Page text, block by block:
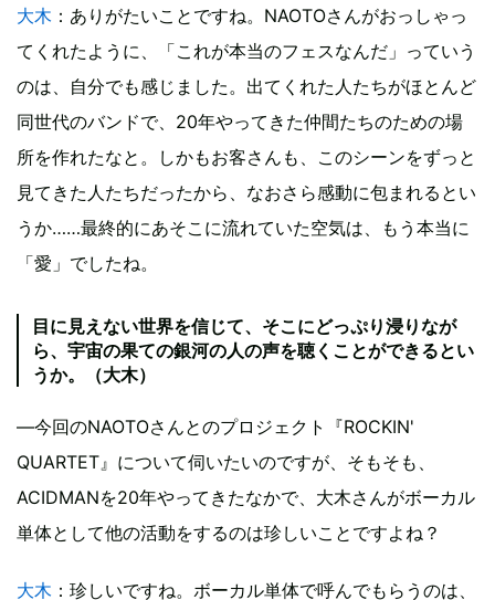
大木 ：ありがたいことですね。NAOTOさんがおっしゃっ
てくれたように、「これが本当のフェスなんだ」っていう
のは、自分でも感じました。出てくれた人たちがほとんど
同世代のバンドで、20年やってきた仲間たちのための場
所を作れたなと。しかもお客さんも、このシーンをずっと
見てきた人たちだったから、なおさら感動に包まれるとい
うか……最終的にあそこに流れていた空気は、もう本当に
「愛」でしたね。
目に見えない世界を信じて、そこにどっぷり浸りなが
ら、宇宙の果ての銀河の人の声を聴くことができるとい
うか。（大木）
—今回のNAOTOさんとのプロジェクト『ROCKIN'
QUARTET』について伺いたいのですが、そもそも、
ACIDMANを20年やってきたなかで、大木さんがボーカル
単体として他の活動をするのは珍しいことですよね？
大木 ：珍しいですね。ボーカル単体で呼んでもらうのは、